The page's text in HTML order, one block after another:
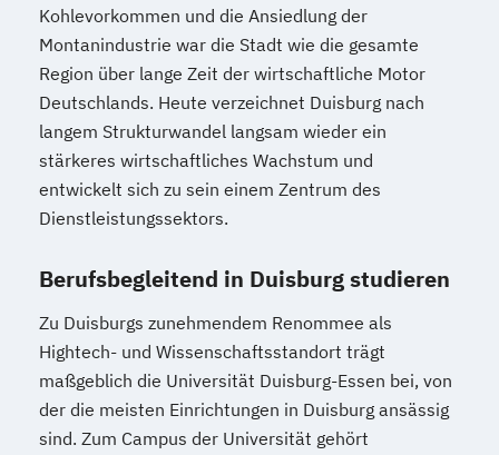
Kohlevorkommen und die Ansiedlung der
Montanindustrie war die Stadt wie die gesamte
Region über lange Zeit der wirtschaftliche Motor
Deutschlands. Heute verzeichnet Duisburg nach
langem Strukturwandel langsam wieder ein
stärkeres wirtschaftliches Wachstum und
entwickelt sich zu sein einem Zentrum des
Dienstleistungssektors.
Berufsbegleitend in Duisburg studieren
Zu Duisburgs zunehmendem Renommee als
Hightech- und Wissenschaftsstandort trägt
maßgeblich die Universität Duisburg-Essen bei, von
der die meisten Einrichtungen in Duisburg ansässig
sind. Zum Campus der Universität gehört